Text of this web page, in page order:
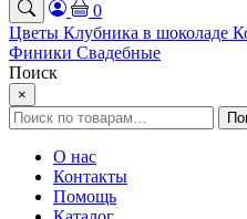
0
Цветы Клубника в шоколаде
Финики Свадебные
Поиск
×
Искать:
О нас
Контакты
Помощь